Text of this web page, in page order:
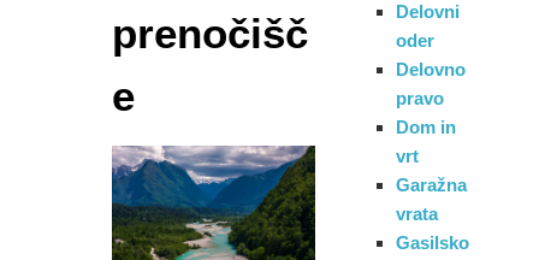
prenočišč
e
Delovni
oder
Delovno
pravo
Dom in
vrt
Garažna
vrata
Gasilsko